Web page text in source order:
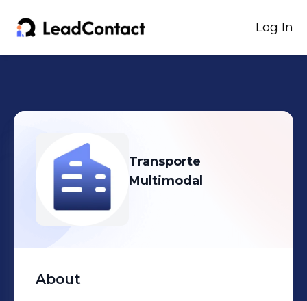
Log In
Transporte
Multimodal
About